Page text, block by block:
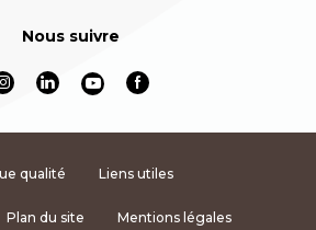
Nous suivre
qualité Liens utiles
Plan du site Mentions légales